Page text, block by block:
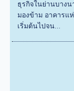
ธุรกิจในย่านบางน
มองข้าม อาคารแ
เริ่มต้นไปจน...